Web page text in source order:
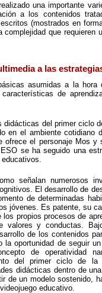
una importante
a los contenidos
(mostrados en
complejidad que requieren
a las
asumidas a la hora
de
didácticas del primer ciclo
en el ambiente cotidiano
ofrece el personaje Mos y
se ha seguido una
señalan numerosos
El desarrollo de
de determinadas
jóvenes. Es patente, su
propios procesos de
valores y conductas.
de los contenidos
la oportunidad de seguir
de operatividad
del primer ciclo de
didácticas dentro de
de un modelo sostenido,
educativo.